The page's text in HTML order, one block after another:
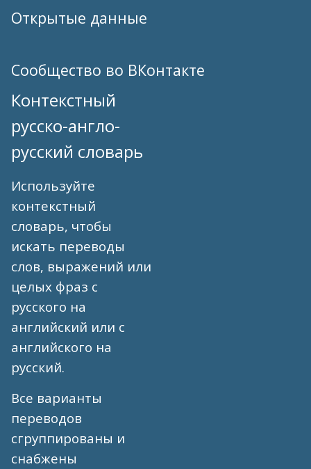
Открытые данные
Сообщество во ВКонтакте
Контекстный
русско-англо-
русский словарь
Используйте
контекстный
словарь, чтобы
искать переводы
слов, выражений или
целых фраз с
русского на
английский или с
английского на
русский.
Все варианты
переводов
сгруппированы и
снабжены